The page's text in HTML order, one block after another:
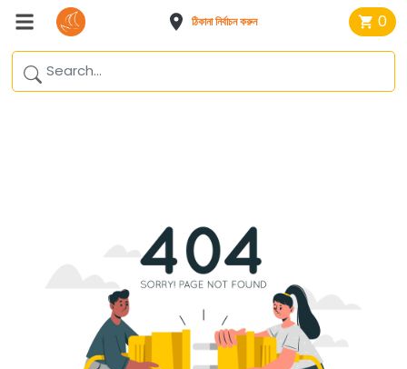
ঠিকানা নির্বাচন করুন 0